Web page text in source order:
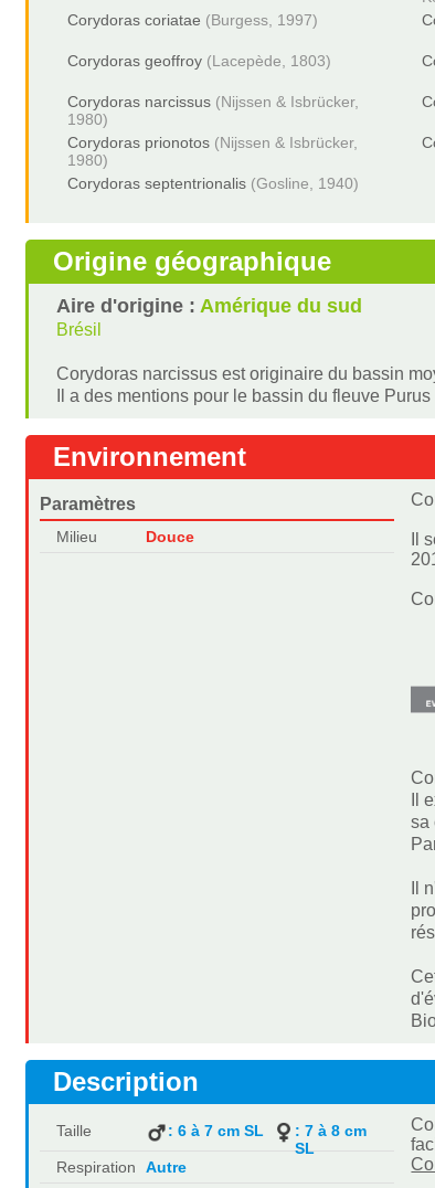
Corydoras coriatae (Burgess, 1997)
Corydoras geoffroy (Lacepède, 1803)
Corydoras narcissus (Nijssen & Isbrücker,
1980)
Corydoras prionotos (Nijssen & Isbrücker,
1980)
Corydoras septentrionalis (Gosline, 1940)
Origine géographique
Aire d'origine :Amérique du sud
Brésil
Corydoras narcissus est originaire du bassin
Il a des mentions pour le bassin du fleuve
Environnement
Paramètres
Milieu Douce
Il
Il
sa
Il
Description
Taille : 6 à 7 cm SL
: 7 à 8 cm
SL
Respiration
Autre